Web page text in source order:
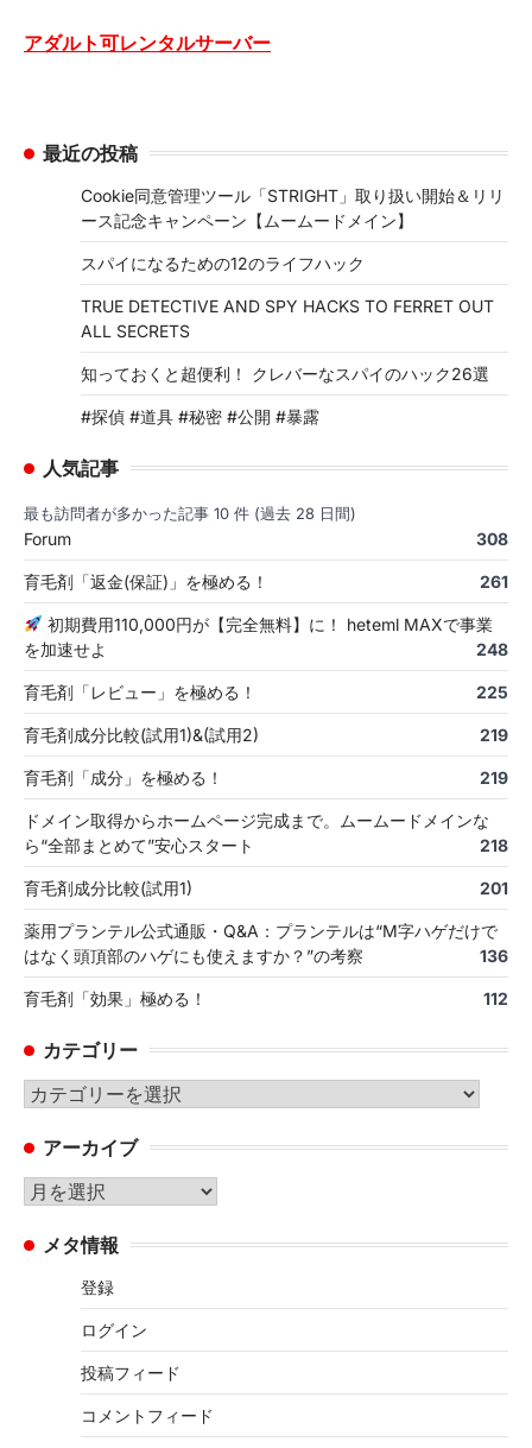
アダルト可レンタルサーバー
最近の投稿
Cookie同意管理ツール「STRIGHT」取り扱い開始＆リリ
ース記念キャンペーン【ムームードメイン】
スパイになるための12のライフハック
TRUE DETECTIVE AND SPY HACKS TO FERRET OUT
ALL SECRETS
知っておくと超便利！ クレバーなスパイのハック26選
#探偵 #道具 #秘密 #公開 #暴露
人気記事
最も訪問者が多かった記事 10 件 (過去 28 日間)
Forum 308
育毛剤「返金(保証)」を極める！ 261
初期費用110,000円が【完全無料】に！ heteml MAXで事業
を加速せよ
248
育毛剤「レビュー」を極める！ 225
育毛剤成分比較(試用1)&(試用2) 219
育毛剤「成分」を極める！ 219
ドメイン取得からホームページ完成まで。ムームードメインな
ら“全部まとめて”安心スタート
218
育毛剤成分比較(試用1) 201
薬用プランテル公式通販・Q&A：プランテルは“M字ハゲだけで
はなく頭頂部のハゲにも使えますか？”の考察
136
育毛剤「効果」極める！ 112
カテゴリー
カ
ゴ
リ
ー
アーカイブ
ア
カ メタ情報
登録
ログイン
投稿フィード
コメントフィード